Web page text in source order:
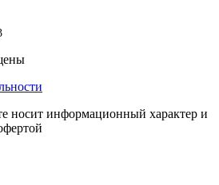
носит информационный характер и